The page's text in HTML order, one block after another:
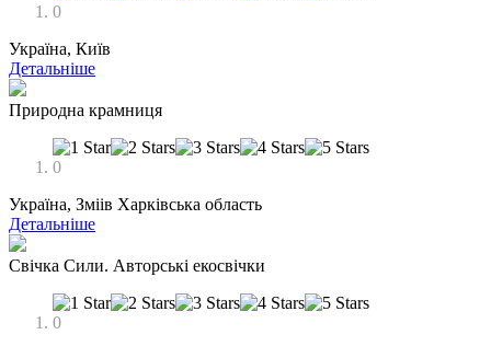
0
Україна, Київ
Детальніше
Природна крамниця
0
Україна, Змiiв Харкiвська область
Детальніше
Свічка Сили. Авторські екосвічки
0